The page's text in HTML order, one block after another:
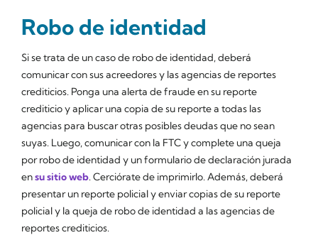
Robo de identidad
Si se trata de un caso de robo de identidad, deberá
comunicar con sus acreedores y las agencias de reportes
crediticios. Ponga una alerta de fraude en su reporte
crediticio y aplicar una copia de su reporte a todas las
agencias para buscar otras posibles deudas que no sean
suyas. Luego, comunicar con la FTC y complete una queja
por robo de identidad y un formulario de declaración jurada
ensu sitio web. Cerciórate de imprimirlo. Además, deberá
presentar un reporte policial y enviar copias de su reporte
policial y la queja de robo de identidad a las agencias de
reportes crediticios.